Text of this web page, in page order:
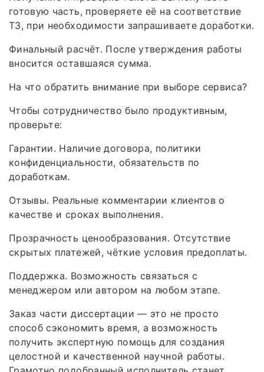
готовую часть, проверяете её на соответствие
ТЗ, при необходимости запрашиваете доработки.
Финальный расчёт. После утверждения работы
вносится оставшаяся сумма.
На что обратить внимание при выборе сервиса?
Чтобы сотрудничество было продуктивным,
проверьте:
Гарантии. Наличие договора, политики
конфиденциальности, обязательств по
доработкам.
Отзывы. Реальные комментарии клиентов о
качестве и сроках выполнения.
Прозрачность ценообразования. Отсутствие
скрытых платежей, чёткие условия предоплаты.
Поддержка. Возможность связаться с
менеджером или автором на любом этапе.
Заказ части диссертации — это не просто
способ сэкономить время, а возможность
получить экспертную помощь для создания
целостной и качественной научной работы.